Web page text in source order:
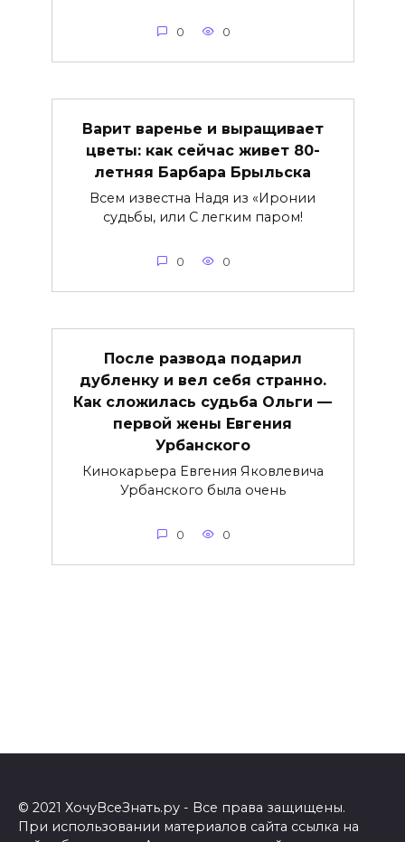
0 0
Варит варенье и выращивает
цветы: как сейчас живет 80-
летняя Барбара Брыльска
Всем известна Надя из «Иронии
судьбы, или С легким паром!
0 0
После развода подарил
дубленку и вел себя странно.
Как сложилась судьба Ольги —
первой жены Евгения
Урбанского
Кинокарьера Евгения Яковлевича
Урбанского была очень
0 0
© 2021 ХочуВсеЗнать.ру - Все права защищены.
При использовании материалов сайта ссылка на